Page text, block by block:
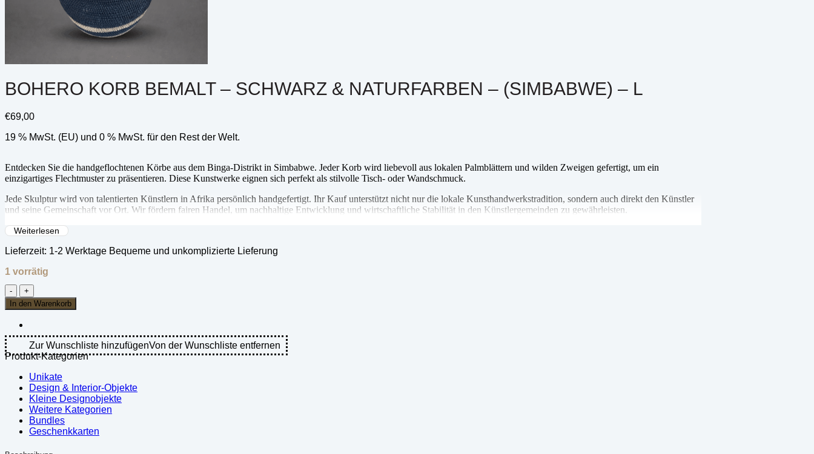
BOHERO KORB BEMALT – SCHWARZ & NATURFARBEN – (SIMBABWE) – L
€69,00
19 % MwSt. (EU) und 0 % MwSt. für den Rest der Welt.
Entdecken Sie die handgeflochtenen Körbe aus dem Binga-Distrikt in Simbabwe. Jeder Korb wird liebevoll aus lokalen Palmblättern und wilden Zweigen gefertigt, um ein
einzigartiges Flechtmuster zu präsentieren. Diese Kunstwerke eignen sich perfekt als stilvolle Tisch- oder Wandschmuck.
Jede Skulptur wird von talentierten Künstlern in Afrika persönlich handgefertigt. Ihr Kauf unterstützt nicht nur die lokale Kunsthandwerkstradition, sondern auch direkt den Künstler
und seine Gemeinschaft vor Ort. Wir fördern fairen Handel, um nachhaltige Entwicklung und wirtschaftliche Stabilität in den Künstlergemeinden zu gewährleisten.
Ihre Entscheidung, dieses Kunstwerk zu erwerben, ist ein Beitrag zur Sicherung der Lebensgrundlage des Künstlers und seiner Familie. Sie helfen auch dabei, ihr künstlerisches Erbe
Weiterlesen
Lieferzeit: 1-2 Werktage Bequeme und unkomplizierte Lieferung
1 vorrätig
Bohero
Korb
Bemalt
–
Naturfarben
(Simbabwe)
–
L
Menge
In den Warenkorb
Zur Wunschliste hinzufügenVon der Wunschliste entfernen
Produkt-Kategorien
Unikate
Design & Interior-Objekte
Kleine Designobjekte
Weitere Kategorien
Bundles
Geschenkkarten